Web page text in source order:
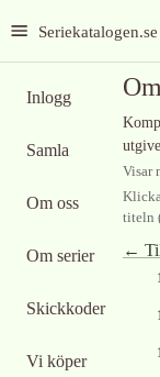
Seriekatalogen.se
Inlogg
Samla
Om oss
Om serier
Skickkoder
Vi köper
Visar
titeln
←